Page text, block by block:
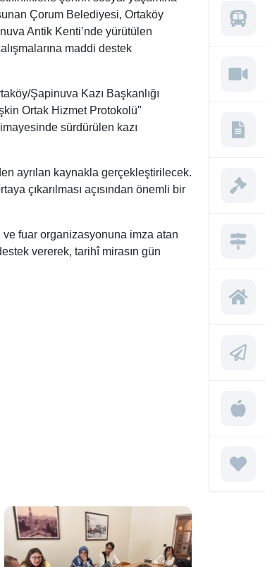
Çorum Belediyesi, Ortaköy
Antik Kenti’nde yürütülen
maddi destek
Şapinuva Kazı Başkanlığı
Ortak Hizmet Protokolü"
sürdürülen kazı
ayrılan kaynakla gerçekleştirilecek.
çıkarılması açısından önemli bir
fuar organizasyonuna imza atan
vererek, tarihî mirasın gün